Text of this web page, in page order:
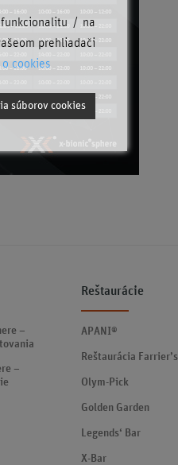
–
–
Reštaurácie
APANI®
Reštaurácia Farrier’s
Olym-Pick
Golden Garden
Legends‘ Bar
X-Bar
/ na
prehliadači
cookies
súborov cookies